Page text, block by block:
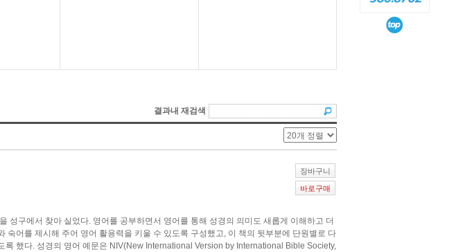
결과내 재검색
성구에서 찾아 실었다. 영어를 공부하면서 영어를 통해 성경의 의미도 새롭게 이해하고 더
숙어를 제시해 주어 영어 활용력을 키울 수 있도록 구성했고, 이 책의 뒷부분에 단원별로 다
록 했다. 성경의 영어 예문은 NIV(New International Version by International Bible Society,
장바구니
바로구매